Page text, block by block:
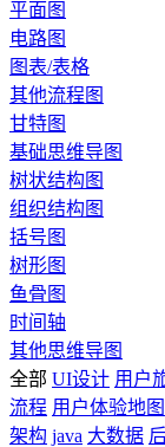
平面图
电路图
图表/表格
其他流程图
甘特图
基础思维导图
树状结构图
组织结构图
括号图
树形图
鱼骨图
时间轴
其他思维导图
全部 UI设计 用户
流程 用户体验地图
架构 java 大数据